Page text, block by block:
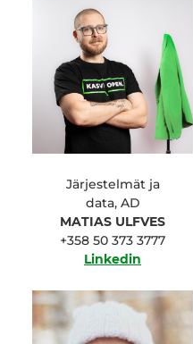
Järjestelmät ja
data, AD
MATIAS ULFVES
+358 50 373 3777
Linkedin